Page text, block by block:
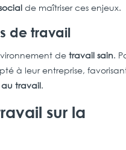
de maîtriser ces enjeux.
de travail
detravail sain.
à leur entreprise,
au travail.
sur la